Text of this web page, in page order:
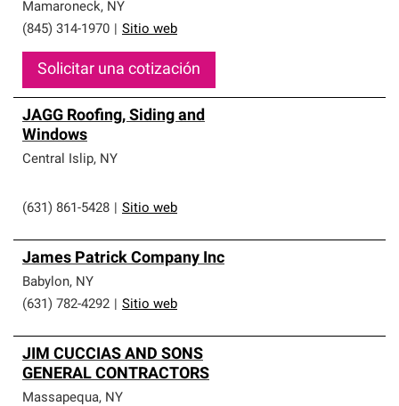
Mamaroneck, NY
(845) 314-1970
Sitio web
Solicitar una cotización
JAGG Roofing, Siding and
Windows
Central Islip, NY
(631) 861-5428 Sitio web
James Patrick Company Inc
Babylon, NY
(631) 782-4292
Sitio web
JIM CUCCIAS AND SONS
GENERAL CONTRACTORS
Massapequa, NY